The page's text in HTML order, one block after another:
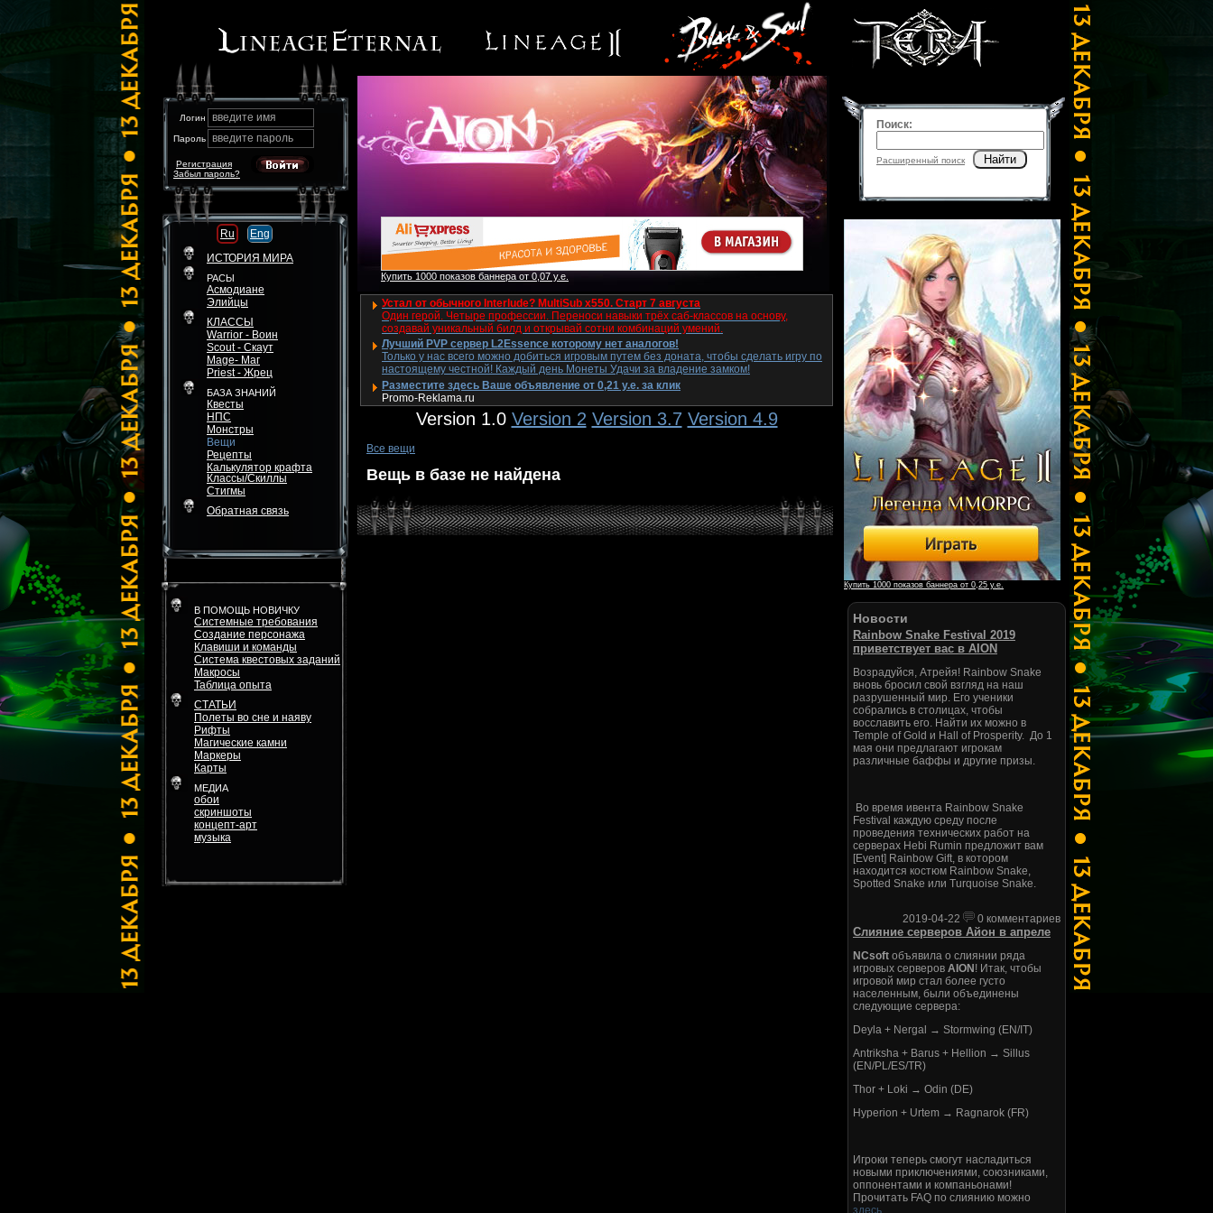
Логин введите имя
Пароль введите пароль
Забыл пароль?
Регистрация
Ru
Eng
ИСТОРИЯ МИРА
РАСЫ
Асмодиане
Элийцы
КЛАССЫ
Warrior - Воин
Scout - Скаут
Mage- Маг
Priest - Жрец
БАЗА ЗНАНИЙ
Квесты
НПС
Монстры
Вещи
Рецепты
Калькулятор крафта
Классы/Скиллы
Стигмы
Обратная связь
В ПОМОЩЬ НОВИЧКУ
Системные требования
Создание персонажа
Клавиши и команды
Система квестовых заданий
Макросы
Таблица опыта
СТАТЬИ
Полеты во сне и наяву
Рифты
Магические камни
Маркеры
Карты
МЕДИА
обои
скриншоты
концепт-арт
музыка
Купить 1000 показов баннера от 0,07 у.е.
Устал от обычного Interlude? MultiSub x550. Старт 7 августа
Один герой. Четыре профессии. Переноси навыки трёх саб-классов на основу,
создавай уникальный билд и открывай сотни комбинаций умений.
Лучший PVP сервер L2Essence которому нет аналогов!
Только у нас всего можно добиться игровым путем без доната, чтобы сделать игру по
настоящему честной! Каждый день Монеты Удачи за владение замком!
Разместите здесь Ваше объявление от 0,21 у.е. за клик
Promo-Reklama.ru
Version 1.0 Version 2 Version 3.7 Version 4.9
Все вещи
Вещь в базе не найдена
Поиск:
Расширенный поиск Найти
Купить 1000 показов баннера от 0,25 у.е.
Новости
Rainbow Snake Festival 2019
приветствует вас в AION
Возрадуйся, Атрейя! Rainbow Snake
вновь бросил свой взгляд на наш
разрушенный мир. Его ученики
собрались в столицах, чтобы
восславить его. Найти их можно в
Temple of Gold и Hall of Prosperity. До 1
мая они предлагают игрокам
различные баффы и другие призы.
Во время ивента Rainbow Snake
Festival каждую среду после
проведения технических работ на
серверах Hebi Rumin предложит вам
[Event] Rainbow Gift, в котором
находится костюм Rainbow Snake,
Spotted Snake или Turquoise Snake.
2019-04-22 0 комментариев
Слияние серверов Айон в апреле
NCsoft объявила о слиянии ряда
игровых серверов AION ! Итак, чтобы
игровой мир стал более густо
населенным, были объединены
следующие сервера:
Deyla + Nergal → Stormwing (EN/IT)
Antriksha + Barus + Hellion → Sillus
(EN/PL/ES/TR)
Thor + Loki → Odin (DE)
Hyperion + Urtem → Ragnarok (FR)
Игроки теперь смогут насладиться
новыми приключениями, союзниками,
оппонентами и компаньонами!
Прочитать FAQ по слиянию можно